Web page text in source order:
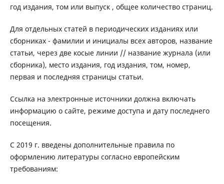
год издания, том или выпуск , общее количество страниц.
Для отдельных статей в периодических изданиях или
сборниках - фамилии и инициалы всех авторов, название
статьи, через две косые линии // название журнала (или
сборника), место издания, год издания, том, номер,
первая и последняя страницы статьи.
Ссылка на электронные источники должна включать
информацию о сайте, режиме доступа и дату последнего
посещения.
С 2019 г. введены дополнительные правила по
оформлению литературы согласно европейским
требованиям: